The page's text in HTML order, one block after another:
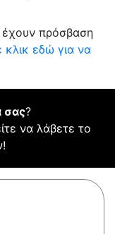
έχουν πρόσβαση
κλικ εδώ για να
σας?
να λάβετε το